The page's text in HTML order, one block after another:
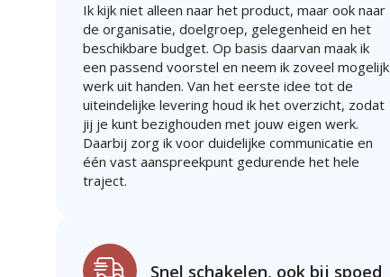
Ik kijk niet alleen naar het product, maar ook naar
de organisatie, doelgroep, gelegenheid en het
beschikbare budget. Op basis daarvan maak ik
een passend voorstel en neem ik zoveel mogelijk
werk uit handen. Van het eerste idee tot de
uiteindelijke levering houd ik het overzicht, zodat
jij je kunt bezighouden met jouw eigen werk.
Daarbij zorg ik voor duidelijke communicatie en
één vast aanspreekpunt gedurende het hele
traject.
Snel schakelen, ook bij spoed